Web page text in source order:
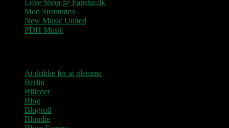
Love Shop @ Fanstar.dk
Mod Strømmen
New Music United
PDH Music
At drikke for at glemme
Berlin
Billeder
Blog
Blogroll
Blondie